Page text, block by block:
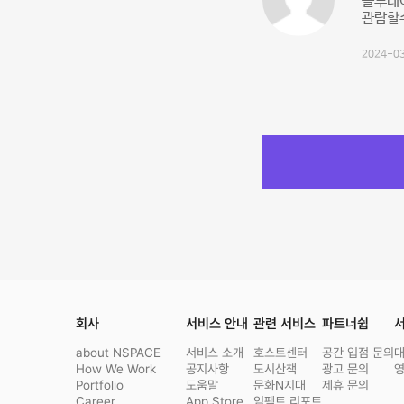
관람
2024-
회사
about NSPACE
How We Work
Portfolio
서비스 안내
서비스 소개
공지사항
도움말
관련 서비스
호스트센터
도시산책
문화N지대
파트너쉽
공간 입점 문의
광고 문의
제휴 문의